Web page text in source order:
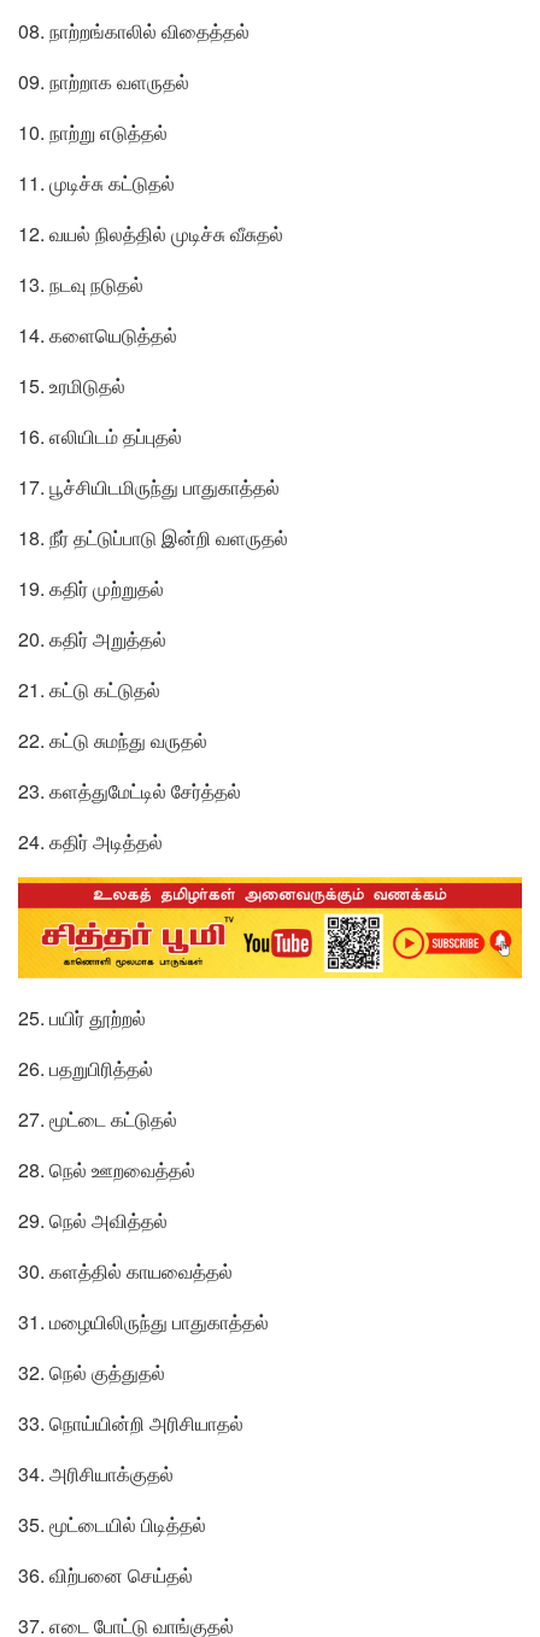
08. நாற்றங்காலில் விதைத்தல்
09. நாற்றாக வளருதல்
10. நாற்று எடுத்தல்
11. முடிச்சு கட்டுதல்
12. வயல் நிலத்தில் முடிச்சு வீசுதல்
13. நடவு நடுதல்
14. களையெடுத்தல்
15. உரமிடுதல்
16. எலியிடம் தப்புதல்
17. பூச்சியிடமிருந்து பாதுகாத்தல்
18. நீர் தட்டுப்பாடு இன்றி வளருதல்
19. கதிர் முற்றுதல்
20. கதிர் அறுத்தல்
21. கட்டு கட்டுதல்
22. கட்டு சுமந்து வருதல்
23. களத்துமேட்டில் சேர்த்தல்
24. கதிர் அடித்தல்
25. பயிர் தூற்றல்
26. பதறுபிரித்தல்
27. மூட்டை கட்டுதல்
28. நெல் ஊறவைத்தல்
29. நெல் அவித்தல்
30. களத்தில் காயவைத்தல்
31. மழையிலிருந்து பாதுகாத்தல்
32. நெல் குத்துதல்
33. நொய்யின்றி அரிசியாதல்
34. அரிசியாக்குதல்
35. மூட்டையில் பிடித்தல்
36. விற்பனை செய்தல்
37. எடை போட்டு வாங்குதல்